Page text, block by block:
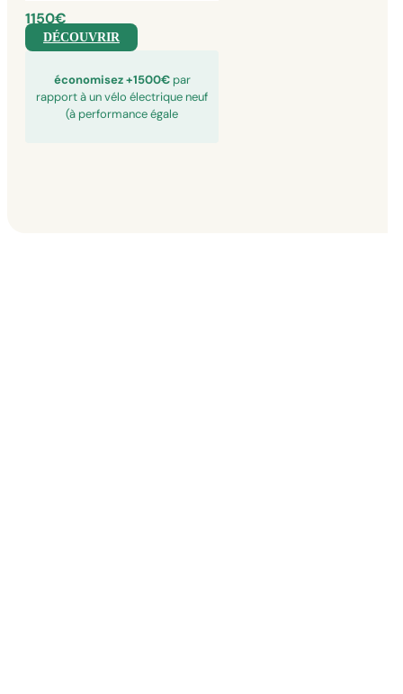
1150€
DÉCOUVRIR
économisez +1500€ par
rapport à un vélo électrique neuf
(à performance égale